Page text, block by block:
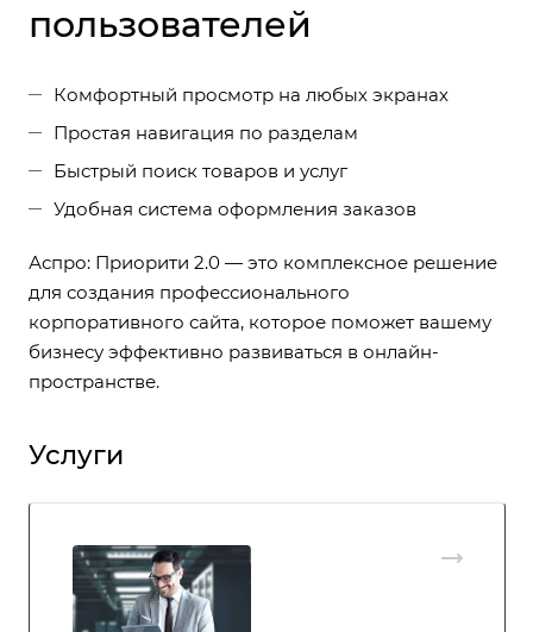
пользователей
Комфортный просмотр на любых экранах
Простая навигация по разделам
Быстрый поиск товаров и услуг
Удобная система оформления заказов
Аспро: Приорити 2.0 — это комплексное решение
для создания профессионального
корпоративного сайта, которое поможет вашему
бизнесу эффективно развиваться в онлайн-
пространстве.
Услуги